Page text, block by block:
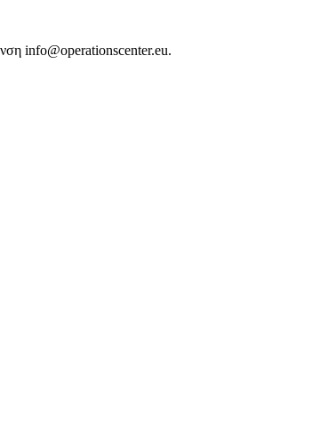
info@operationscenter.eu.